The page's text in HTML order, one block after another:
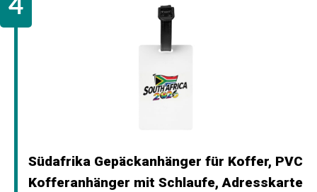
Südafrika Gepäckanhänger für Koffer, PVC
Kofferanhänger mit Schlaufe, Adresskarte